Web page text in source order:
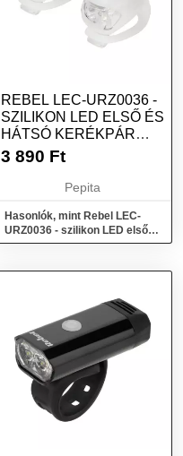
REBEL LEC-URZ0036 -
SZILIKON LED ELSŐ ÉS
HÁTSÓ KERÉKPÁR
LÁMPA SZE...
3 890 Ft
Pepita
Hasonlók, mint Rebel LEC-
URZ0036 - szilikon LED első
és hátsó kerékpár lámpa sze...